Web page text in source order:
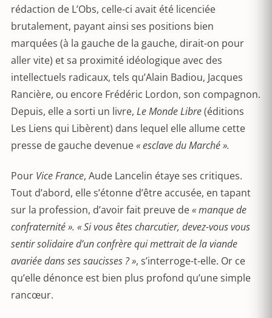
rédaction de L’Obs, celle-ci avait été licenciée
brutalement, payant ainsi ses positions bien
marquées (à la gauche de la gauche, dirait-on pour
aller vite) et sa proximité idéologique avec des
intellectuels radicaux, tels qu’Alain Badiou, Jacques
Rancière, ou encore Frédéric Lordon, son compagnon.
Depuis, elle a sorti un livre, Le Monde Libre(éditions
Les Liens qui Libèrent) dans lequel elle allume cette
presse de gauche devenue« esclave du Marché ».
Pour Vice France, Aude Lancelin étaye ses critiques.
Tout d’abord, elle s’étonne d’être accusée, en tapant
sur la profession, d’avoir fait preuve de« manque de
confraternité ». « Si vous êtes charcutier, devez-vous vous
sentir solidaire d’un confrère qui mettrait de la viande
avariée dans ses saucisses ? », s’interroge-t-elle. Or ce
qu’elle dénonce est bien plus profond qu’une simple
rancœur.